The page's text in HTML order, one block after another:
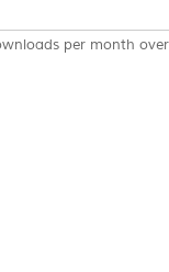
per month